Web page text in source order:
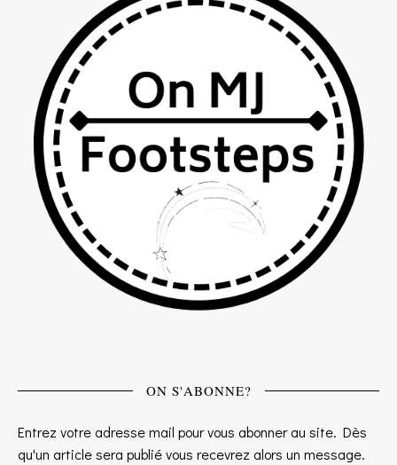
ON S'ABONNE?
Entrez votre adresse mail pour vous abonner au site. Dès
qu'un article sera publié vous recevrez alors un message.